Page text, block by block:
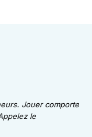
Jouer comporte
le